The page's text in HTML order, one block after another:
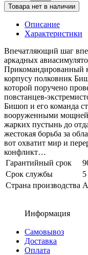
Товара нет в наличии
Описание
Характеристики
Впечатляющий шаг
аркадных
Прикомандированный
корпусу полковник
которой поручено
повстанцев-
Бишоп и его команда
вооруженными
жарких пустынь до
жестокая борьба за
вот охватит мир и
конфликт…
Гарантийный срок
Срок службы
5
Страна производства
Информация
Самовывоз
Доставка
Оплата